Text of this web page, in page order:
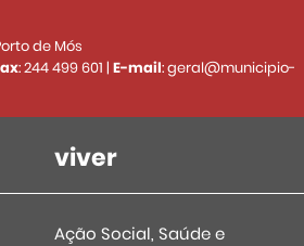
de Mós
:244 499 601 | E-mail:geral@municipio-
viver
Ação Social, Saúde e